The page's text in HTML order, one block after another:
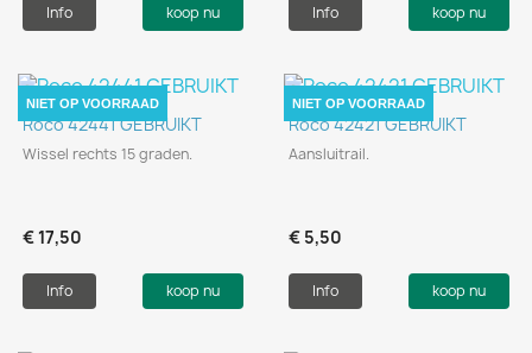
Info koop nu Info koop nu
Roco 42441 GEBRUIKT
Wissel rechts 15 graden.
€ 17,50
Info koop nu
NIET OP VOORRAAD
Roco 42421 GEBRUIKT
Aansluitrail.
€ 5,50
Info koop nu
NIET OP VOORRAAD